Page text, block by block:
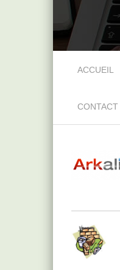
Menu
ACCUEIL
CONTACT